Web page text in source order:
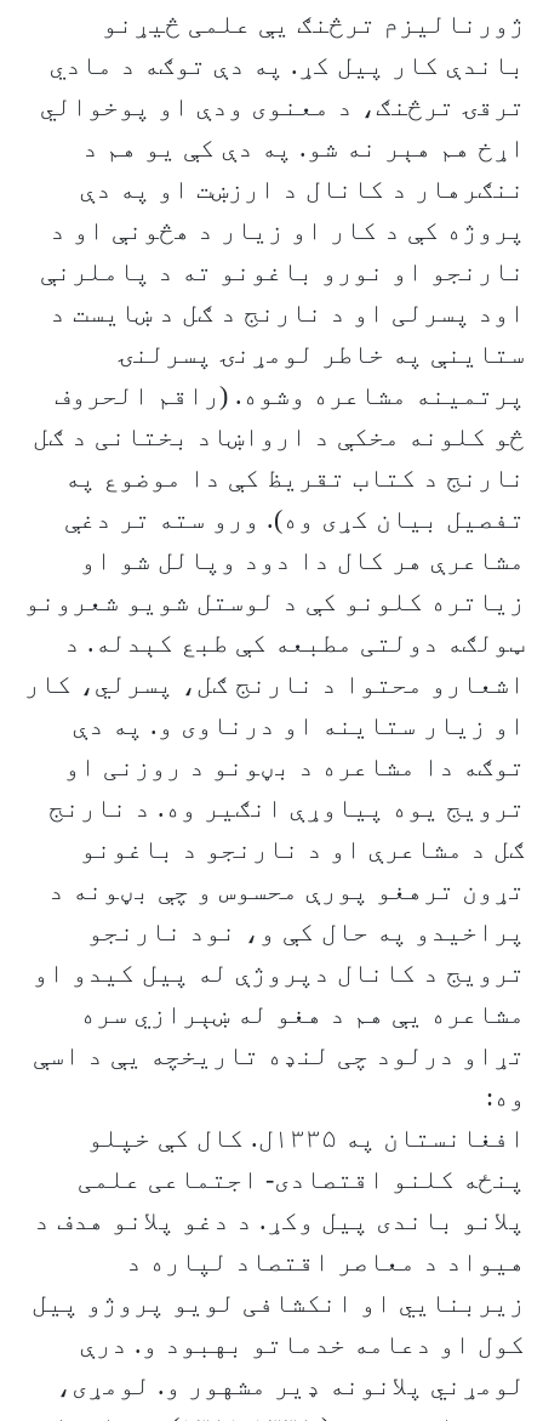
ژورنالیزم ترڅنګ یې علمی څیړنو
باندې کار پیل کړ. په دې توګه د مادي
ترقۍ ترڅنګ، د معنوی ودې او پوخوالي
اړخ هم هېر نه شو. په دې کې یو هم د
ننګرهار د کانال د ارزښت او په دې
پروژه کې د کار او زیار د هڅونې او د
نارنجو او نورو باغونو ته د پاملرنې
اود پسرلی او د نارنج د ګل د ښایست د
ستاینې په خاطر لومړنۍ پسرلنۍ
پرتمینه مشاعره وشوه. (راقم الحروف
څو کلونه مخکې د ارواښاد بختانی د ګل
نارنج د کتاب تقریظ کې دا موضوع په
تفصیل بیان کړی وه). ورو سته تر دغې
مشاعرې هر کال دا دود وپالل شو او
زیاتره کلونو کې د لوستل شویو شعرونو
ټولګه دولتی مطبعه کې طبع کېدله. د
اشعارو محتوا د نارنج ګل، پسرلي، کار
او زیار ستاینه او درناوی و. په دې
توګه دا مشاعره د بڼونو د روزنی او
ترویج یوه پیاوړې انګیر وه. د نارنج
ګل د مشاعرې او د نارنجو د باغونو
تړون ترهغو پورې محسوس و چې بڼونه د
پراخیدو په حال کې و، نود نارنجو
ترویج د کانال دپروژې له پیل کیدو او
مشاعره یې هم د هغو له ښېرازي سره
تړاو درلود چی لنډه تاریخچه یې د اسې
وه:
افغانستان په ۱۳۳۵ل. کال کې خپلو
پنځه کلنو اقتصادی- اجتماعی علمی
پلانو باندی پیل وکړ. د دغو پلانو هدف د
هیواد د معاصر اقتصاد لپاره د
زیربنایي او انکشافی لویو پروژو پیل
کول او دعامه خدماتو بهبود و. درې
لومړني پلانونه ډیر مشهور و. لومړی،